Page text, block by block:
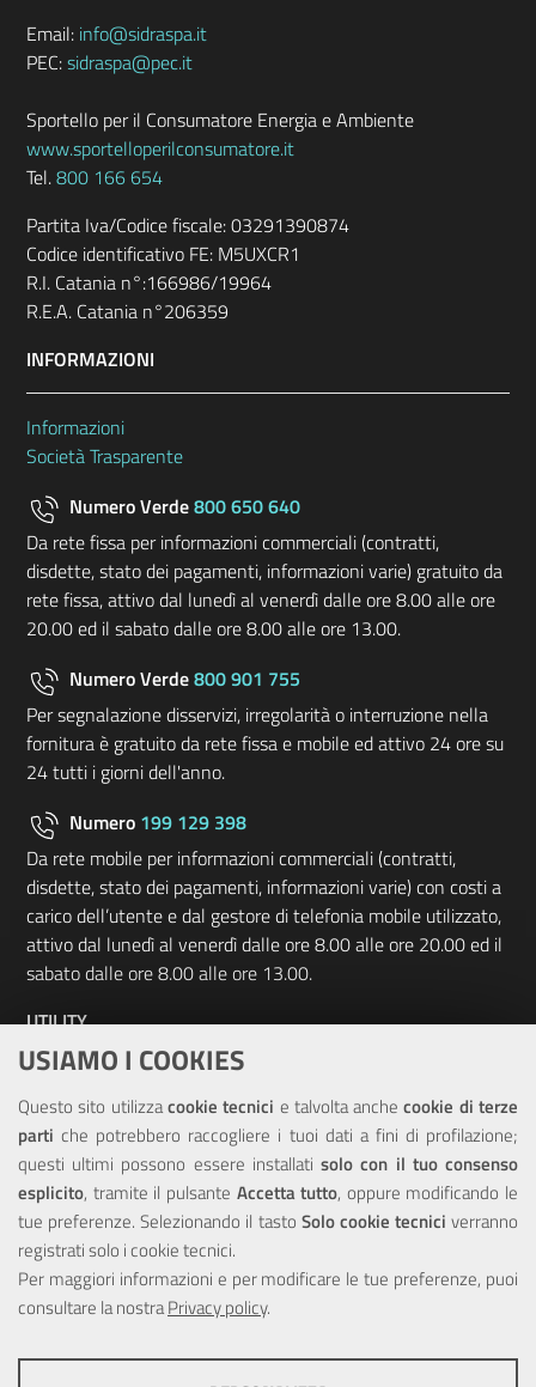
USIAMO I COOKIES
Questo sito utilizzacookie tecnici e talvolta anchecookie di terze
parti che potrebbero raccogliere i tuoi dati a fini di profilazione;
questi ultimi possono essere installatisolo con il tuo consenso
esplicito, tramite il pulsante Accetta tutto, oppure modificando le
tue preferenze. Selezionando il tasto Solo cookie tecnici verranno
registrati solo i cookie tecnici.
Per maggiori informazioni e per modificare le tue preferenze, puoi
consultare la nostraPrivacy policy.
Email: info@sidraspa.it
PEC:sidraspa@pec.it
Sportello per il Consumatore Energia e Ambiente
www.sportelloperilconsumatore.it
Tel.800 166 654
Partita Iva/Codice fiscale: 03291390874
Codice identificativo FE: M5UXCR1
R.I. Catania n°:166986/19964
R.E.A. Catania n°206359
INFORMAZIONI
Informazioni
Società Trasparente
Numero Verde800 650 640
Da rete fissa per informazioni commerciali (contratti,
disdette, stato dei pagamenti, informazioni varie) gratuito da
rete fissa, attivo dal lunedì al venerdì dalle ore 8.00 alle ore
20.00 ed il sabato dalle ore 8.00 alle ore 13.00.
Numero Verde800 901 755
Per segnalazione disservizi, irregolarità o interruzione nella
fornitura è gratuito da rete fissa e mobile ed attivo 24 ore su
24 tutti i giorni dell'anno.
Numero 199 129 398
Da rete mobile per informazioni commerciali (contratti,
disdette, stato dei pagamenti, informazioni varie) con costi a
carico dell’utente e dal gestore di telefonia mobile utilizzato,
attivo dal lunedì al venerdì dalle ore 8.00 alle ore 20.00 ed il
sabato dalle ore 8.00 alle ore 13.00.
UTILITY
Sitemap
NOTE LEGALI
Note Legali
Privacy
Dichiarazione di accessibilità